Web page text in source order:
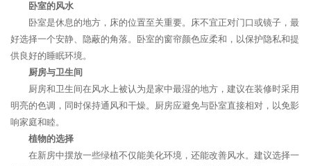
卧室的风水
卧室是休息的地方，床的位置至关重要。床不宜正对门口或镜子，最
好选择一个安静、隐蔽的角落。卧室的窗帘颜色应柔和，以保护隐私和提
供良好的睡眠环境。
厨房与卫生间
厨房和卫生间在风水上被认为是家中最湿的地方，建议在装修时采用
明亮的色调，同时保持通风和干燥。厨房应避免与卧室直接相对，以免影
响家庭和睦。
植物的选择
在新房中摆放一些绿植不仅能美化环境，还能改善风水。建议选择一